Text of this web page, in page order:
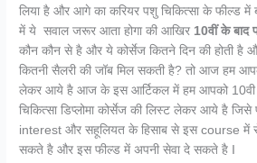
लिया है और आगे का करियर पशु चिकित्सा के फील्ड
में ये सवाल जरूर आता होगा की आखिर 10वीं के बाद
कौन कौन से है और ये कोर्सेज कितने दिन की होती है
कितनी सैलरी की जॉब मिल सकती है? तो आज हम
लेकर आये है आज के इस आर्टिकल में हम आपको 10वी
चिकित्सा डिप्लोमा कोर्सेज की लिस्ट लेकर आये है
interest और सहूलियत के हिसाब से इस course में
सकते है और इस फील्ड में अपनी सेवा दे सकते है I